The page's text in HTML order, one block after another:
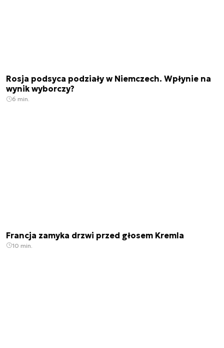
Rosja podsyca podziały w Niemczech. Wpłynie na
wynik wyborczy?
6 min.
Francja zamyka drzwi przed głosem Kremla
10 min.